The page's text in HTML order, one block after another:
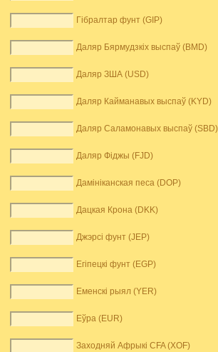
Гібралтар фунт (GIP)
Даляр Бярмудзкіх выспаў (BMD)
Даляр ЗША (USD)
Даляр Кайманавых выспаў (KYD)
Даляр Саламонавых выспаў (SBD)
Даляр Фіджы (FJD)
Дамініканская песа (DOP)
Дацкая Крона (DKK)
Джэрсі фунт (JEP)
Егіпецкі фунт (EGP)
Еменскі рыял (YER)
Еўра (EUR)
Заходняй Афрыкі CFA (XOF)